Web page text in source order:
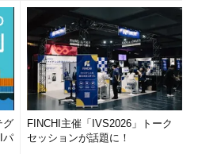
グ
パ
FINCHI主催「IVS2026」トーク
セッションが話題に！